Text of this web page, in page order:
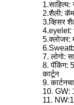
2.शैली:
3.व्हिसर
4.eyelet:
5.क्लोजर:
7. लोगो:
8. पॅकिंग:
कार्टून
9.
10. GW:
11.